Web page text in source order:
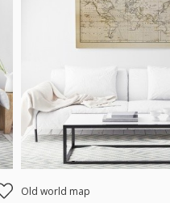
Old world map